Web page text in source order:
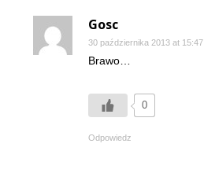
Gosc
30 października 2013 at 15:47
Brawo…
0
Odpowiedz